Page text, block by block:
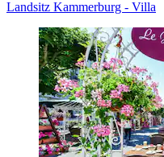
Landsitz Kammerburg - Villa